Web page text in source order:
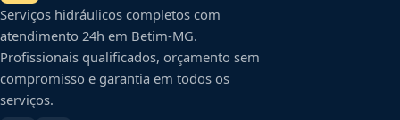
Serviços hidráulicos completos com
atendimento 24h em Betim-MG.
Profissionais qualificados, orçamento sem
compromisso e garantia em todos os
serviços.